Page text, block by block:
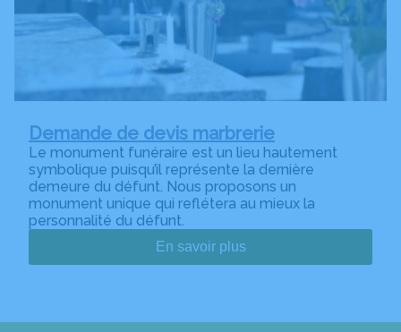
Demande de devis marbrerie
Le monument funéraire est un lieu hautement
symbolique puisqu’il représente la dernière
demeure du défunt. Nous proposons un
monument unique qui reflétera au mieux la
personnalité du défunt.
En savoir plus